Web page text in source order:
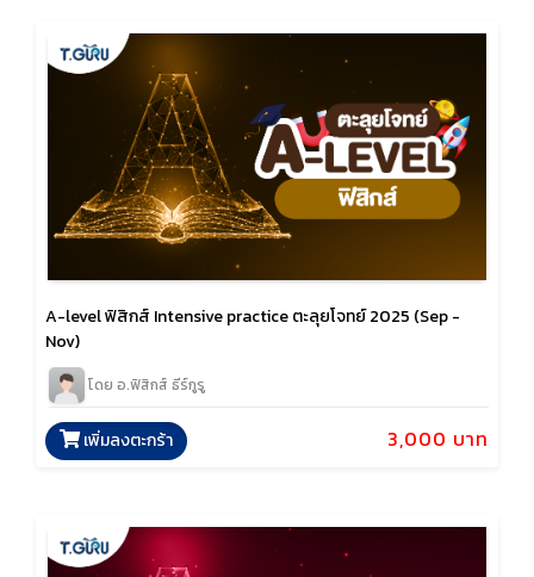
A-level ฟิสิกส์ Intensive practice ตะลุยโจทย์ 2025 (Sep -
Nov)
โดย อ.ฟิสิกส์ ธีร์กูรู
3,000 บาท
เพิ่มลงตะกร้า